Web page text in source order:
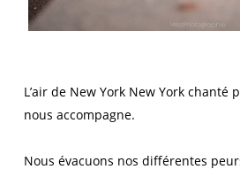
L’air de New York New York chanté
nous accompagne.
Nous évacuons nos différentes